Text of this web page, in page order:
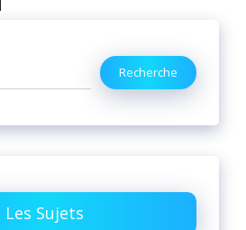
Recherche
Les Sujets